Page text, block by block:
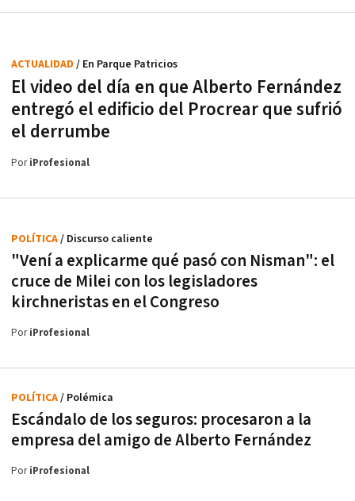
El video del día en que Alberto Fernández
entregó el edificio del Procrear que sufrió
el derrumbe
ACTUALIDAD / En Parque Patricios
PoriProfesional
"Vení a explicarme qué pasó con Nisman": el
cruce de Milei con los legisladores
kirchneristas en el Congreso
POLÍTICA/ Discurso caliente
PoriProfesional
Escándalo de los seguros: procesaron a la
empresa del amigo de Alberto Fernández
POLÍTICA/ Polémica
PoriProfesional